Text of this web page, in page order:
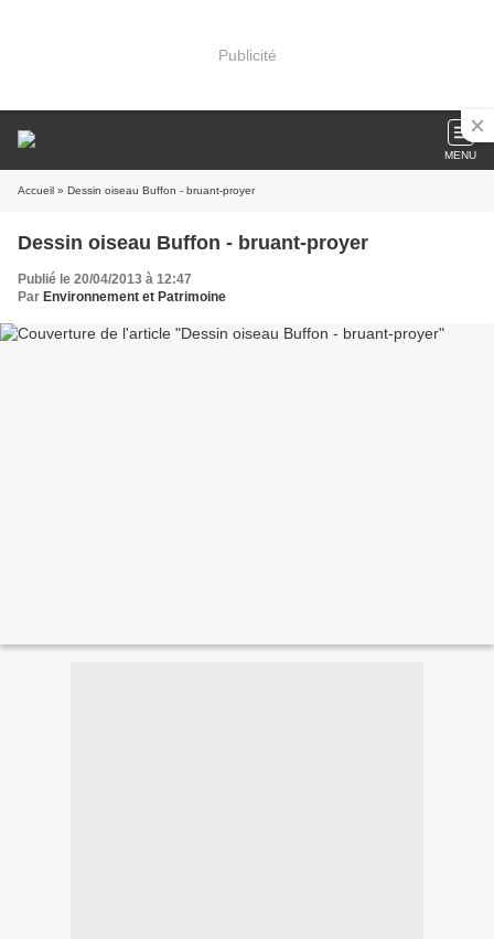
Publicité
MENU
Accueil » Dessin oiseau Buffon - bruant-proyer
Dessin oiseau Buffon - bruant-proyer
Publié le 20/04/2013 à 12:47
Par Environnement et Patrimoine